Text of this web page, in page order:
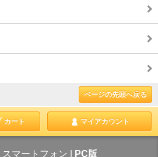
ページの先頭へ戻る
カート マイアカウント
スマートフォン PC版